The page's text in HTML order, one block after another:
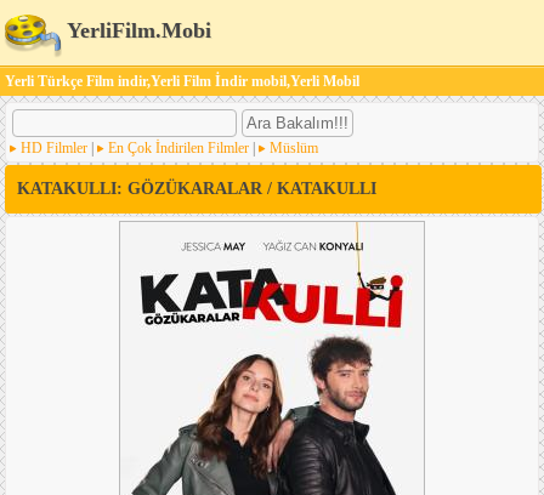
YerliFilm.Mobi
Yerli Türkçe Film indir,Yerli Film İndir mobil,Yerli Mobil
HD Filmler En Çok İndirilen Filmler Müslüm
KATAKULLI: GÖZÜKARALAR / KATAKULLI